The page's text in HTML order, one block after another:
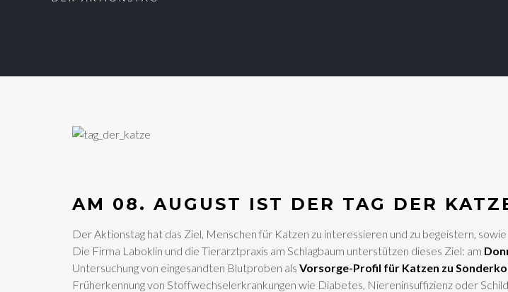
AM 08. AUGUST IST DER TAG DER
Der Aktionstag hat das Ziel, Menschen für Katzen zu interessieren und zu begeistern,
Die Firma Laboklin und die Tierarztpraxis am Schlagbaum unterstützen dieses Ziel: am
Untersuchung von eingesandten Blutproben als Vorsorge-Profil für Katzen zu
Früherkennung von Stoffwechselerkrankungen wie Diabetes, Niereninsuffizienz oder